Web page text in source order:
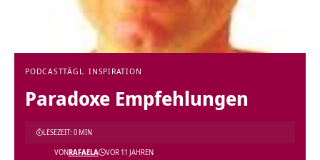
PODCASTTÄGL. INSPIRATION
Paradoxe Empfehlungen
VONRAFAELA VOR 11 JAHREN
LESEZEIT: 0 MIN